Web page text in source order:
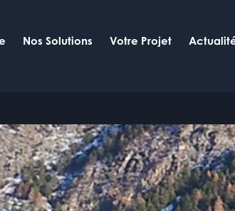
Nos Solutions Votre Projet